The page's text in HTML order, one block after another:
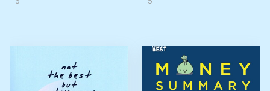
17 ก.พ. 69
13 ก.พ. 69